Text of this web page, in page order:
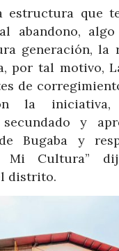
estructura que
abandono,
generación, la
por tal motivo,
de
la
secundado y
Bugaba y
Mi Cultura”
distrito.